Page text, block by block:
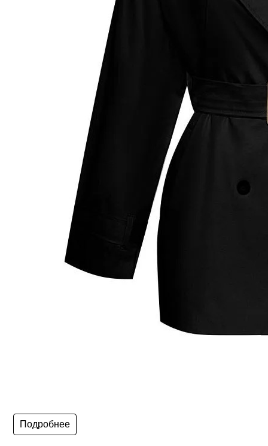
Подробнее